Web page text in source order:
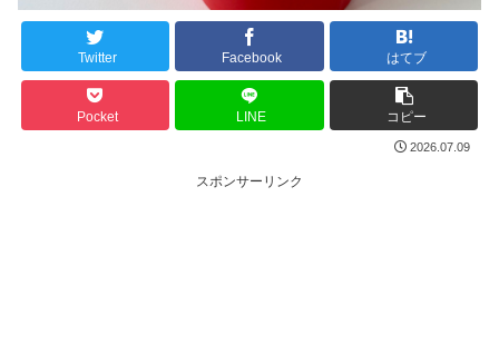
Twitter Facebook はてブ
Pocket LINE コピー
2026.07.09
スポンサーリンク